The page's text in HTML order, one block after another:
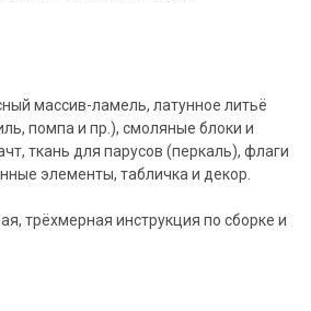
массив-ламель, латунное литьё
помпа и пр.), смоляные блоки и
ткань для парусов (перкаль), флаги
элементы, табличка и декор.
трёхмерная инструкция по сборке и